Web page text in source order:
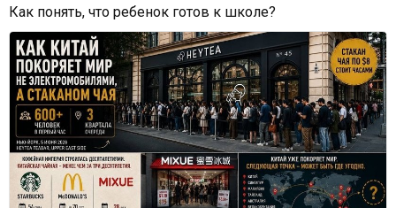
Как понять, что ребенок готов к школе?